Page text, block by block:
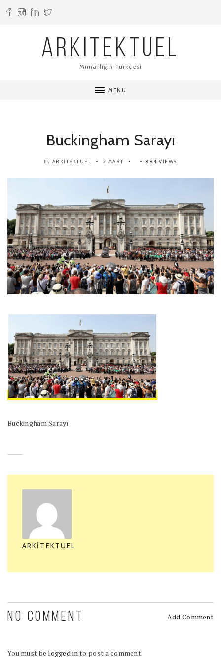
ARKITEKTUEL
Mimarlığın Türkçesi
MENU
Buckingham Sarayı
by ARKITEKTUEL 2 MART 884 VIEWS
Buckingham Sarayı
ARKITEKTUEL
NO COMMENT Add Comment
You must belogged into post a comment.